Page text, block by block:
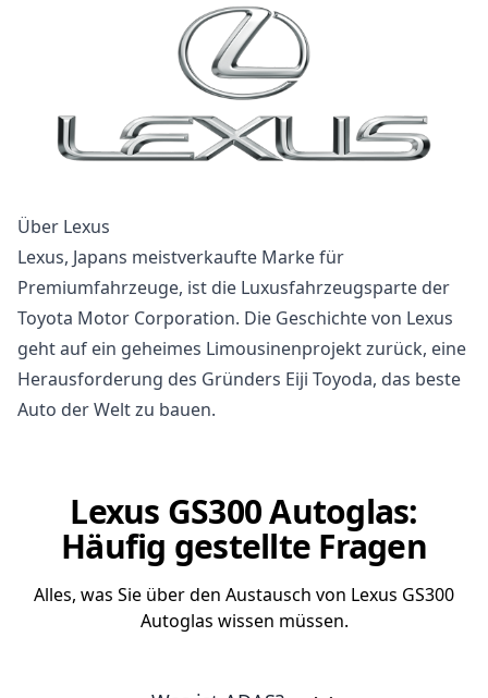
Über Lexus
Lexus, Japans meistverkaufte Marke für
Premiumfahrzeuge, ist die Luxusfahrzeugsparte der
Toyota Motor Corporation. Die Geschichte von Lexus
geht auf ein geheimes Limousinenprojekt zurück, eine
Herausforderung des Gründers Eiji Toyoda, das beste
Auto der Welt zu bauen.
Lexus GS300 Autoglas:
Häufig gestellte Fragen
Alles, was Sie über den Austausch von Lexus GS300
Autoglas wissen müssen.